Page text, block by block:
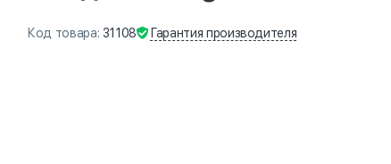
Код товара: 31108 Гарантия производителя